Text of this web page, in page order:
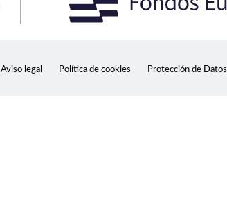
Aviso legal Política de cookies Protección de Datos